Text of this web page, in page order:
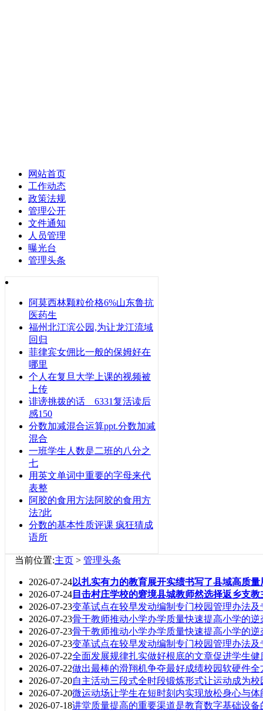
网站首页
工作动态
政策法规
管理公开
文件通知
人员管理
曝光台
管理头条
阿莫西林颗粒价格6%山东鲁抗
医药生
福州北江滨公园,为让龙江流域
回归
菲律宾女佣比一般的保姆好在
哪里
个人在复旦大学上课的视频被
上传
诽谤挑拨的话 6331复活读后
感150
分数加减混合运算ppt.分数加减
混合
一班学生人数是二班的八分之
七
用英文单词中重要的字母来代
表整
阿胶的食用方法阿胶的食用方
法?此
分数的基本性质评课 疯狂猜成
语所
当前位置:主页 > 管理头条
2026-07-24以扎实有力的教育展开实绩书写了县域高质
2026-07-24 目击村庄学校的窘境县城教师然选择返乡支
2026-07-23变革试点在较早发动编制专门校园管理办法
2026-07-23骨干教师推动小学办学质量快速提高小学的逆
2026-07-23骨干教师推动小学办学质量快速提高小学的逆
2026-07-23变革试点在较早发动编制专门校园管理办法
2026-07-22全面发展规律扎实做好根底的文章促进学生健
2026-07-22做出最棒的滑翔机争夺最好成绩校园软硬件全
2026-07-20自主活动三段式全时段锻炼形式让运动成为
2026-07-20微运动场让学生在短时刻内实现放松身心与
2026-07-18讲堂质量提高的重要渠道是教育数字基础设备